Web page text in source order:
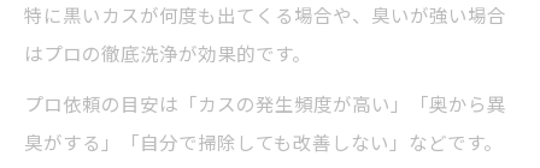
特に黒いカスが何度も出てくる場合や、臭いが強い場合
はプロの徹底洗浄が効果的です。
プロ依頼の目安は「カスの発生頻度が高い」「奥から異
臭がする」「自分で掃除しても改善しない」などです。